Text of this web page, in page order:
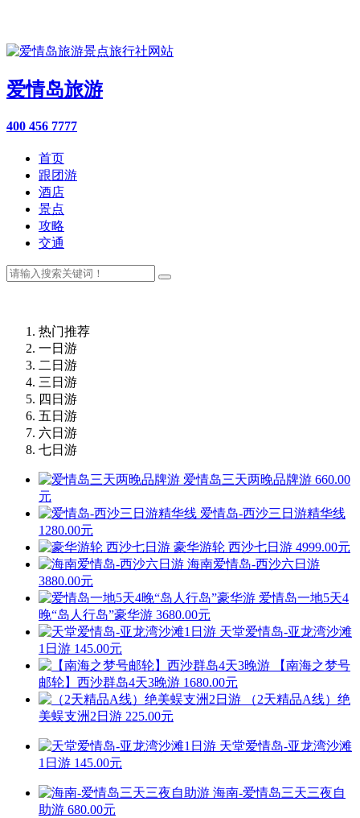
爱情岛旅游
400 456 7777
首页
跟团游
酒店
景点
攻略
交通
热门推荐
一日游
二日游
三日游
四日游
五日游
六日游
七日游
爱情岛三天两晚品牌游 660.00
元
爱情岛-西沙三日游精华线
1280.00元
豪华游轮 西沙七日游 4999.00元
海南爱情岛-西沙六日游
3880.00元
爱情岛一地5天4
晚“岛人行岛”豪华游 3680.00元
天堂爱情岛-亚龙湾沙滩
1日游 145.00元
【南海之梦号
邮轮】西沙群岛4天3晚游 1680.00元
（2天精品A线）绝
美蜈支洲2日游 225.00元
天堂爱情岛-亚龙湾沙滩
1日游 145.00元
海南-爱情岛三天三夜自
助游 680.00元